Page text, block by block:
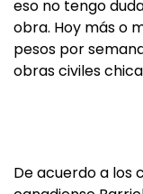
eso no tengo
obra. Hoy más o
pesos por
obras civiles
De acuerdo a los